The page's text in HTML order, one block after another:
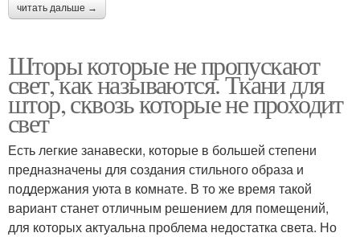
читать дальше →
Шторы которые не пропускают
свет, как называются. Ткани для
штор, сквозь которые не проходит
свет
Есть легкие занавески, которые в большей степени
предназначены для создания стильного образа и
поддержания уюта в комнате. В то же время такой
вариант станет отличным решением для помещений,
для которых актуальна проблема недостатка света. Но